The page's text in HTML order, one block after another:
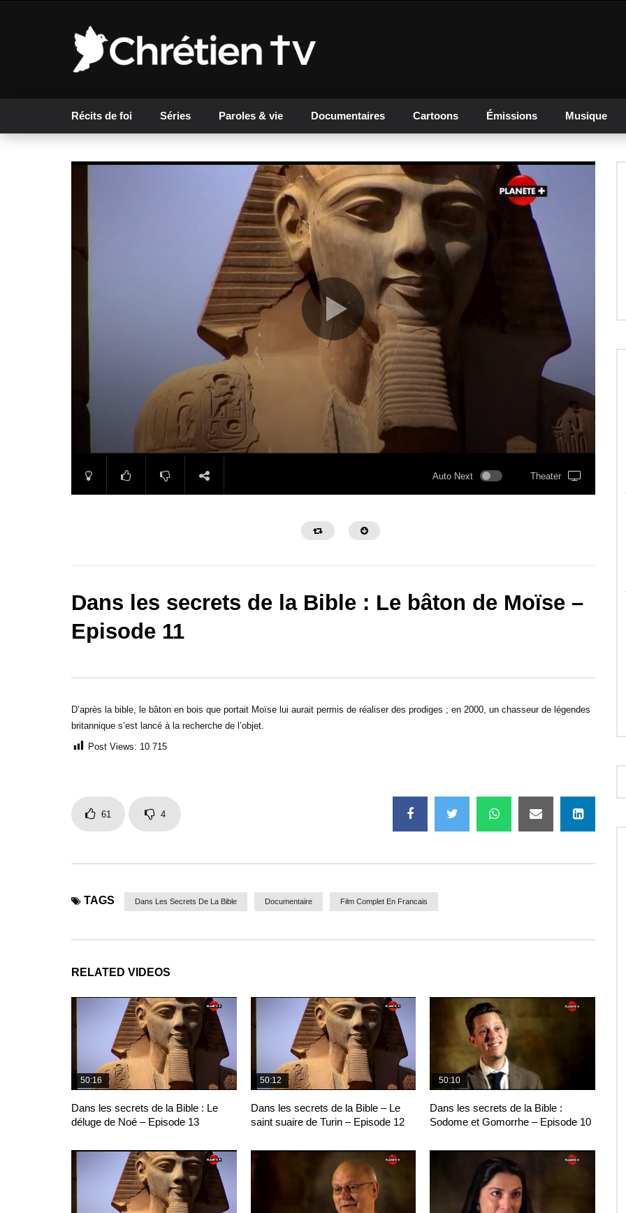
Récits de foi Séries Paroles & vie Documentaires Cartoons Émissions Musique
Auto Next Theater
Dans les secrets de la Bible : Le bâton de Moïse –
Episode 11
D’après la bible, le bâton en bois que portait Moïse lui aurait permis de réaliser des prodiges ; en 2000, un chasseur de légendes
britannique s’est lancé à la recherche de l’objet.
Post Views: 10 715
61 4
TAGS Dans Les Secrets De La Bible Documentaire Film Complet En Francais
RELATED VIDEOS
50:16
Dans les secrets de la Bible : Le
déluge de Noé – Episode 13
50:12
Dans les secrets de la Bible – Le
saint suaire de Turin – Episode 12
50:10
Dans les secrets de la Bible :
Sodome et Gomorrhe – Episode 10